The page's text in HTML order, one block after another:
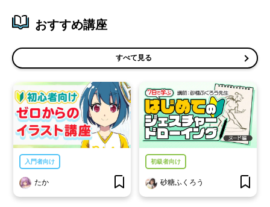
おすすめ講座
すべて見る
入門者向け
たか
初級者向け
砂糖ふくろう